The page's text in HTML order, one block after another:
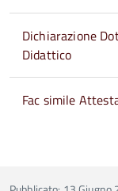
Dichiarazione
Didattico
Fac simile